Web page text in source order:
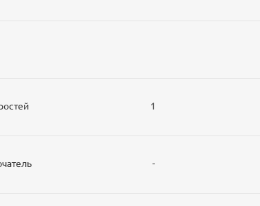
1
-